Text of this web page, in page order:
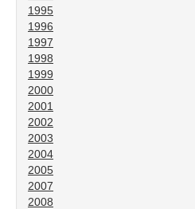
1995
1996
1997
1998
1999
2000
2001
2002
2003
2004
2005
2007
2008